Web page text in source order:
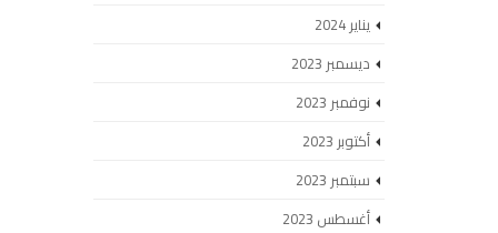
يناير 2024
ديسمبر 2023
نوفمبر 2023
أكتوبر 2023
سبتمبر 2023
أغسطس 2023